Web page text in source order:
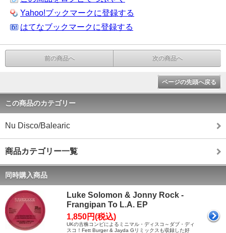
Yahoo!ブックマークに登録する
はてなブックマークに登録する
前の商品へ 次の商品へ
ページの先頭へ戻る
この商品のカテゴリー
Nu Disco/Balearic
商品カテゴリー一覧
同時購入商品
Luke Solomon & Jonny Rock -
Frangipan To L.A. EP
1,850円(税込)
UKの古株コンビによるミニマル・ディスコ～ダブ・ディ
スコ！Fett Burger & Jayda Gリミックスも収録した好